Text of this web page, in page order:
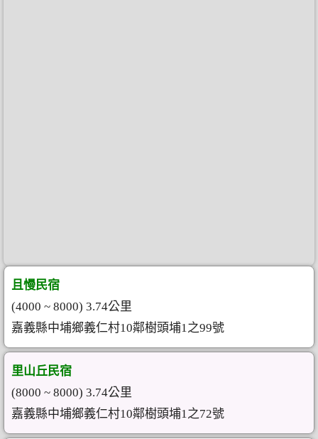
且慢民宿
(4000 ~ 8000) 3.74公里
嘉義縣中埔鄉義仁村10鄰樹頭埔1之99號
里山丘民宿
(8000 ~ 8000) 3.74公里
嘉義縣中埔鄉義仁村10鄰樹頭埔1之72號